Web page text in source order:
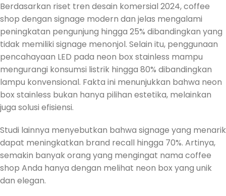
Berdasarkan riset tren desain komersial 2024, coffee
shop dengan signage modern dan jelas mengalami
peningkatan pengunjung hingga 25% dibandingkan yang
tidak memiliki signage menonjol. Selain itu, penggunaan
pencahayaan LED pada neon box stainless mampu
mengurangi konsumsi listrik hingga 80% dibandingkan
lampu konvensional. Fakta ini menunjukkan bahwa neon
box stainless bukan hanya pilihan estetika, melainkan
juga solusi efisiensi.
Studi lainnya menyebutkan bahwa signage yang menarik
dapat meningkatkan brand recall hingga 70%. Artinya,
semakin banyak orang yang mengingat nama coffee
shop Anda hanya dengan melihat neon box yang unik
dan elegan.